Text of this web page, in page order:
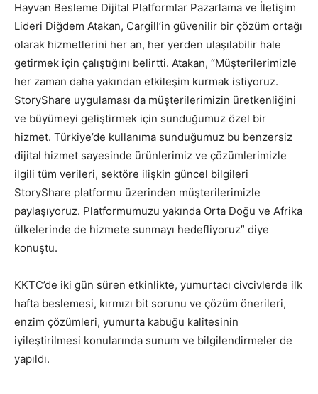
Hayvan Besleme Dijital Platformlar Pazarlama ve İletişim
Lideri Diğdem Atakan, Cargill’in güvenilir bir çözüm ortağı
olarak hizmetlerini her an, her yerden ulaşılabilir hale
getirmek için çalıştığını belirtti. Atakan, “Müşterilerimizle
her zaman daha yakından etkileşim kurmak istiyoruz.
StoryShare uygulaması da müşterilerimizin üretkenliğini
ve büyümeyi geliştirmek için sunduğumuz özel bir
hizmet. Türkiye’de kullanıma sunduğumuz bu benzersiz
dijital hizmet sayesinde ürünlerimiz ve çözümlerimizle
ilgili tüm verileri, sektöre ilişkin güncel bilgileri
StoryShare platformu üzerinden müşterilerimizle
paylaşıyoruz. Platformumuzu yakında Orta Doğu ve Afrika
ülkelerinde de hizmete sunmayı hedefliyoruz” diye
konuştu.
KKTC’de iki gün süren etkinlikte, yumurtacı civcivlerde ilk
hafta beslemesi, kırmızı bit sorunu ve çözüm önerileri,
enzim çözümleri, yumurta kabuğu kalitesinin
iyileştirilmesi konularında sunum ve bilgilendirmeler de
yapıldı.